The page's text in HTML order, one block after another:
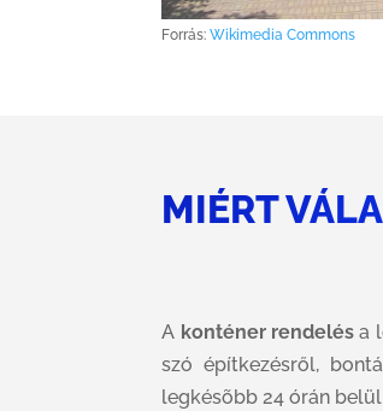
Forrás:Wikimedia Commons
MIÉRT
A konténer rendelés a
szó építkezésről,
legkésõbb 24 órán